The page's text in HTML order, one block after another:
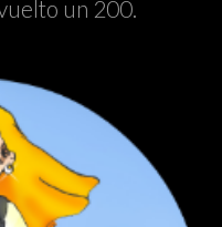
un 200.